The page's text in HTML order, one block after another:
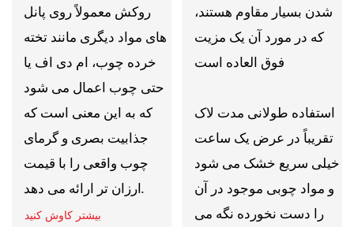
روکش معمولاً روی پانل
های مواد دیگری مانند تخته
خرده چوب، ام دی اف یا
حتی چوب اعمال می شود
که به این معنی است که
جذابیت بصری و گرمای
چوب واقعی را با قیمت
ارزان تر ارائه می دهد.
بیشتر کاوش کنید
شدن بسیار مقاوم هستند،
که در مورد آن یک مزیت
استفاده طولانی مدت لاک
تقریباً در عرض یک ساعت
خیلی سریع خشک می شود
و مواد چوبی موجود در آن
را دست نخورده نگه می